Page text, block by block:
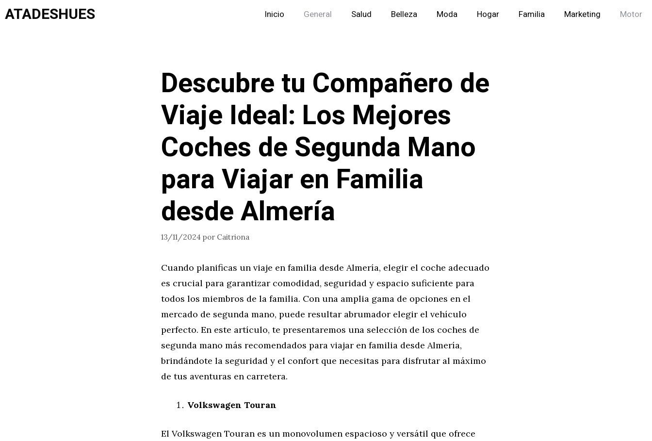
Saltar
alATADESHUES Inicio General Salud Belleza Moda Hogar Familia Marketing Motor
Descubre tu Compañero de
Viaje Ideal: Los Mejores
Coches de Segunda Mano
para Viajar en Familia
desde Almería
13/11/2024 por Caitriona
Cuando planificas un viaje en familia desde Almería, elegir el coche adecuado
es crucial para garantizar comodidad, seguridad y espacio suficiente para
todos los miembros de la familia. Con una amplia gama de opciones en el
mercado de segunda mano, puede resultar abrumador elegir el vehículo
perfecto. En este artículo, te presentaremos una selección de los coches de
segunda mano más recomendados para viajar en familia desde Almería,
brindándote la seguridad y el confort que necesitas para disfrutar al máximo
de tus aventuras en carretera.
Volkswagen Touran
El Volkswagen Touran es un monovolumen espacioso y versátil que ofrece